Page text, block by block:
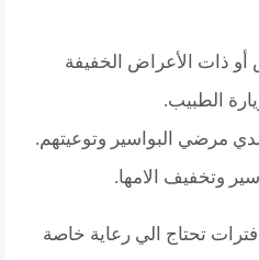
أو ذات الأعراض الخفيفة
الطبيب.
لدي مرضي البواسير وتوعيتهم.
وتخفيف الامها.
تحتاج الي رعاية خاصة